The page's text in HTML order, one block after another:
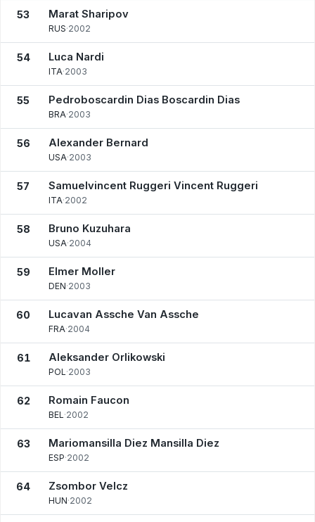
53 Marat Sharipov
RUS·2002
54 Luca Nardi
ITA·2003
55 Pedroboscardin Dias Boscardin Dias
BRA·2003
56 Alexander Bernard
USA·2003
57 Samuelvincent Ruggeri Vincent Ruggeri
ITA·2002
58 Bruno Kuzuhara
USA·2004
59 Elmer Moller
DEN·2003
60 Lucavan Assche Van Assche
FRA·2004
61 Aleksander Orlikowski
POL·2003
62 Romain Faucon
BEL·2002
63 Mariomansilla Diez Mansilla Diez
ESP·2002
64 Zsombor Velcz
HUN·2002